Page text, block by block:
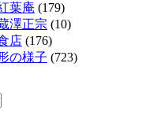
葉庵 (179)
澤正宗 (10)
店 (176)
の様子 (723)